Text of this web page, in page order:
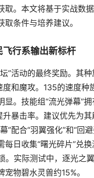
取。本文将基于实战数
条件与培养建议。
行系输出新标杆
”活动的最终奖励。其
和魔攻。135的速度种
。技能组“流光弹幕”拥
升暴击率。建议优先为其
”配合“羽翼强化”和“回避
每日收集“曙光碎片”兑
。实际测试中，逐光之
物碧水灵兽约15%。